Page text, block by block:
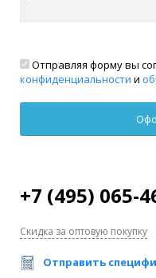
Отправляя форму вы
конфиденциальности и
+7 (495) 065-
Скидка за оптовую покупку
Отправить